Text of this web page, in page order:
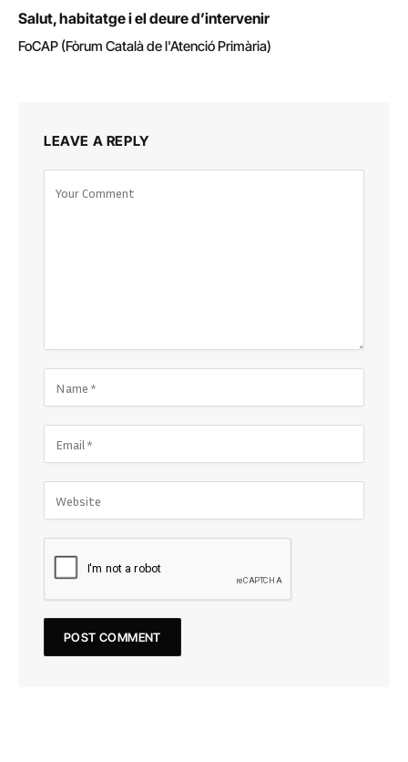
Salut, habitatge i el deure d’intervenir
FoCAP (Fòrum Català de l'Atenció Primària)
LEAVE A REPLY